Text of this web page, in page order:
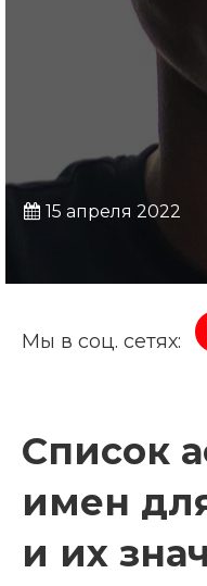
15 апреля 2022
Мы в соц. сетях:
Список
имен
и их